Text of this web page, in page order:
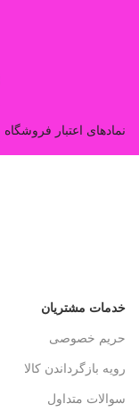
نمادهای اعتبار فروشگاه
خدمات مشتریان
حریم خصوصی
رویه بازگرداندن کالا
سوالات متداول